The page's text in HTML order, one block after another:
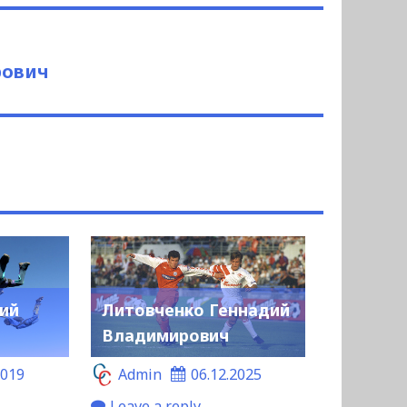
Литовченко Геннадий
Владимирович
Admin
06.12.2025